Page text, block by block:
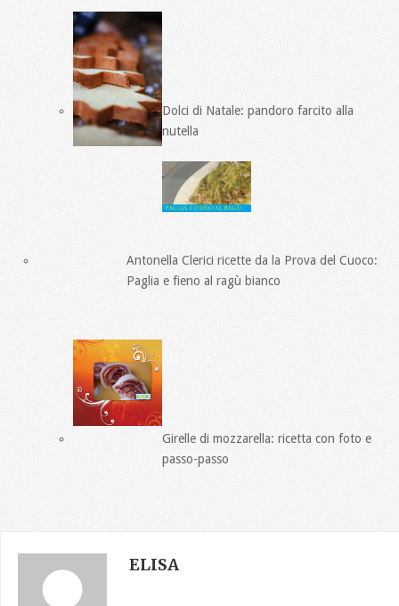
Dolci di Natale: pandoro farcito alla
nutella
Antonella Clerici ricette da la Prova del Cuoco:
Paglia e fieno al ragù bianco
Girelle di mozzarella: ricetta con foto e
passo-passo
ELISA